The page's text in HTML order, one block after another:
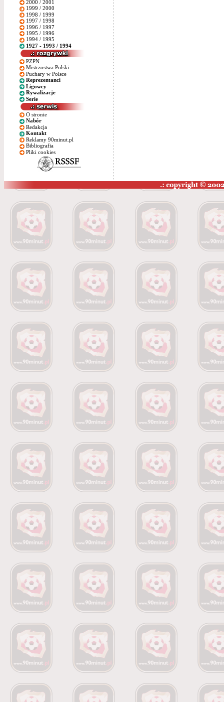
2000 / 2001
1999 / 2000
1998 / 1999
1997 / 1998
1996 / 1997
1995 / 1996
1994 / 1995
1927 - 1993 / 1994
PZPN
Mistrzostwa Polski
Puchary w Polsce
Reprezentanci
Ligowcy
Rywalizacje
Serie
O stronie
Nabór
Redakcja
Kontakt
Reklamy 90minut.pl
Bibliografia
Pliki cookies